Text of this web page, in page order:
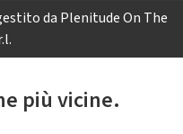
da Plenitude On The
più vicine.